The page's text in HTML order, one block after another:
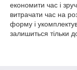
економити час і
витрачати час на
форму і
залишиться тільки
Набори заготовок